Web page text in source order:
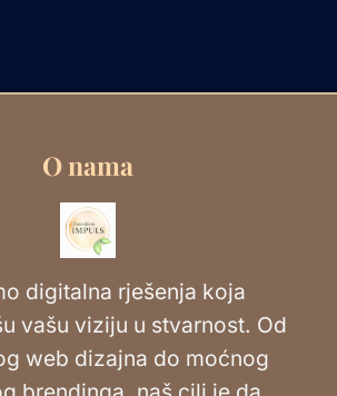
O nama
digitalna rješenja koja
vašu viziju u stvarnost. Od
web dizajna do moćnog